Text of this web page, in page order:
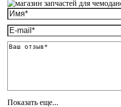
Показать еще...